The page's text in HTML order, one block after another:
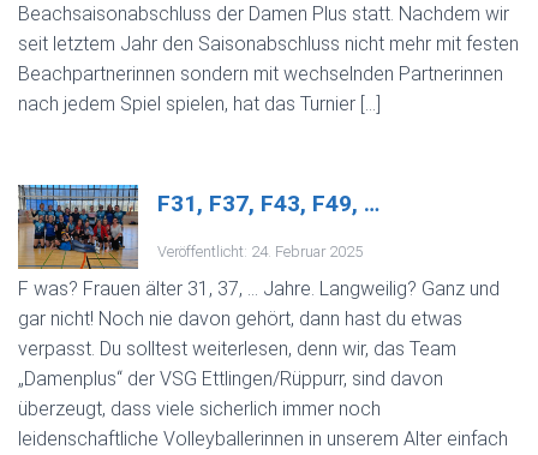
Beachsaisonabschluss der Damen Plus statt. Nachdem wir
seit letztem Jahr den Saisonabschluss nicht mehr mit festen
Beachpartnerinnen sondern mit wechselnden Partnerinnen
nach jedem Spiel spielen, hat das Turnier […]
F31, F37, F43, F49, …
Veröffentlicht: 24. Februar 2025
F was? Frauen älter 31, 37, … Jahre. Langweilig? Ganz und
gar nicht! Noch nie davon gehört, dann hast du etwas
verpasst. Du solltest weiterlesen, denn wir, das Team
„Damenplus“ der VSG Ettlingen/Rüppurr, sind davon
überzeugt, dass viele sicherlich immer noch
leidenschaftliche Volleyballerinnen in unserem Alter einfach